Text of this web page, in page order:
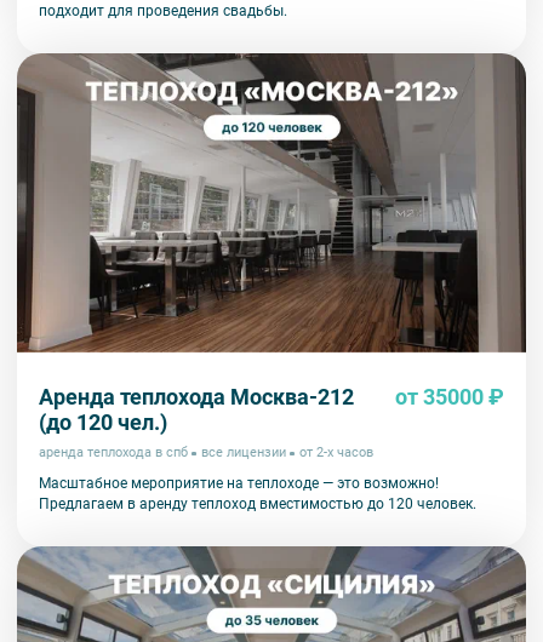
подходит для проведения свадьбы.
Аренда теплохода Москва-212
(до 120 чел.)
от 35000 ₽
аренда теплохода в спб все лицензии от 2-х часов
Масштабное мероприятие на теплоходе — это возможно!
Предлагаем в аренду теплоход вместимостью до 120 человек.